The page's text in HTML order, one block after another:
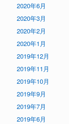
2020年6月
2020年3月
2020年2月
2020年1月
2019年12月
2019年11月
2019年10月
2019年9月
2019年7月
2019年6月